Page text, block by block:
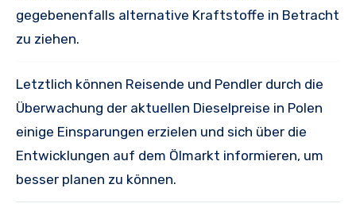
gegebenenfalls alternative Kraftstoffe in Betracht
zu ziehen.
Letztlich können Reisende und Pendler durch die
Überwachung der aktuellen Dieselpreise in Polen
einige Einsparungen erzielen und sich über die
Entwicklungen auf dem Ölmarkt informieren, um
besser planen zu können.